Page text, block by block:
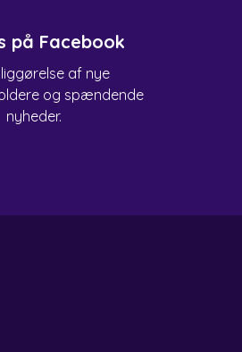
på Facebook
af nye
og spændende
nyheder.